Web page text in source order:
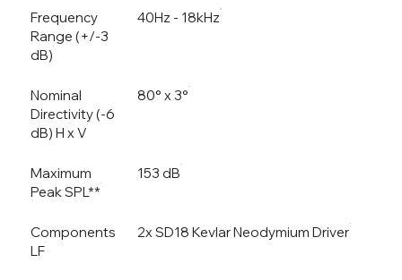
Frequency
Range (+/-3
dB)
40Hz - 18kHz
Nominal
Directivity (-6
dB) H x V
80° x 3°
Maximum
Peak SPL**
153 dB
Components
LF
2x SD18 Kevlar Neodymium Driver